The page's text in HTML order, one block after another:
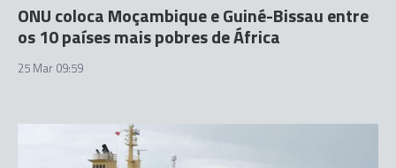
ONU coloca Moçambique e Guiné-Bissau entre
os 10 países mais pobres de África
25 Mar 09:59